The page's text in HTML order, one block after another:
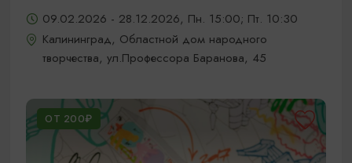
09.02.2026 - 28.12.2026, Пн. 15:00; Пт. 10:30
Калининград, Областной дом народного
творчества, ул.Профессора Баранова, 45
ОТ 200₽